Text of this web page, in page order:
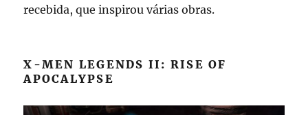
recebida, que inspirou várias obras.
X-MEN LEGENDS II: RISE OF
APOCALYPSE